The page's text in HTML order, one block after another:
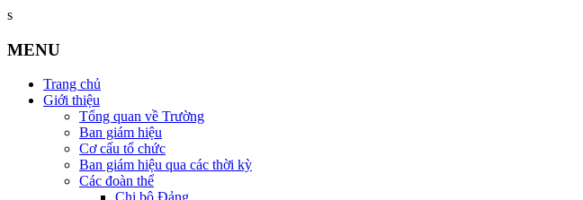
s
MENU
Trang chủ
Giới thiệu
Tổng quan về Trường
Ban giám hiệu
Cơ cấu tổ chức
Ban giám hiệu qua các thời kỳ
Các đoàn thể